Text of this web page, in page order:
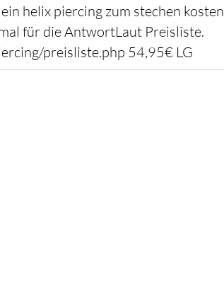
helix piercing zum stechen
für die AntwortLaut Preisliste.
preisliste.php 54,95€ LG